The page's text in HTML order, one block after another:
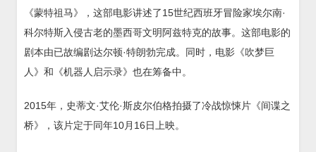
《蒙特祖马》，这部电影讲述了15世纪西班牙冒险家埃尔南·
科尔特斯入侵古老的墨西哥文明阿兹特克的故事。这部电影的
剧本由已故编剧达尔顿·特朗勃完成。同时，电影《吹梦巨
人》和《机器人启示录》也在筹备中。
2015年，史蒂文·艾伦·斯皮尔伯格拍摄了冷战惊悚片《间谍之
桥》，该片定于同年10月16日上映。